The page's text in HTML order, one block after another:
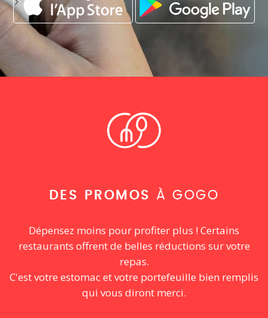
DES PROMOS À GOGO
Dépensez moins pour profiter plus ! Certains
restaurants offrent de belles réductions sur votre
repas.
C'est votre estomac et votre portefeuille bien remplis
qui vous diront merci.